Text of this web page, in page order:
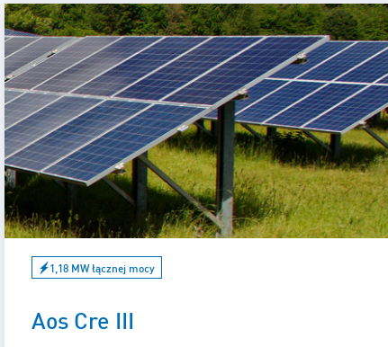
1,18 MW łącznej mocy
Aos Cre III